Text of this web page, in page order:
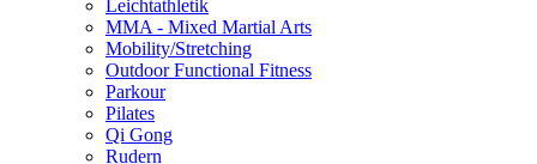
Leichtathletik
MMA - Mixed Martial Arts
Mobility/Stretching
Outdoor Functional Fitness
Parkour
Pilates
Qi Gong
Rudern